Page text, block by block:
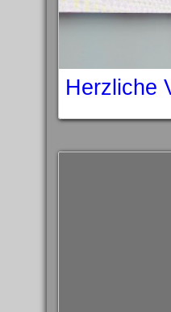
Herzliche